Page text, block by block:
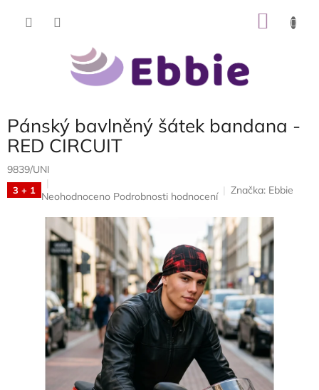
Pánský bavlněný šátek bandana -
RED CIRCUIT
9839/UNI
3 + 1 Průměrné
produktu
je
0,0
hvězdiček.
Neohodnoceno Podrobnosti hodnocení
Značka: Ebbie